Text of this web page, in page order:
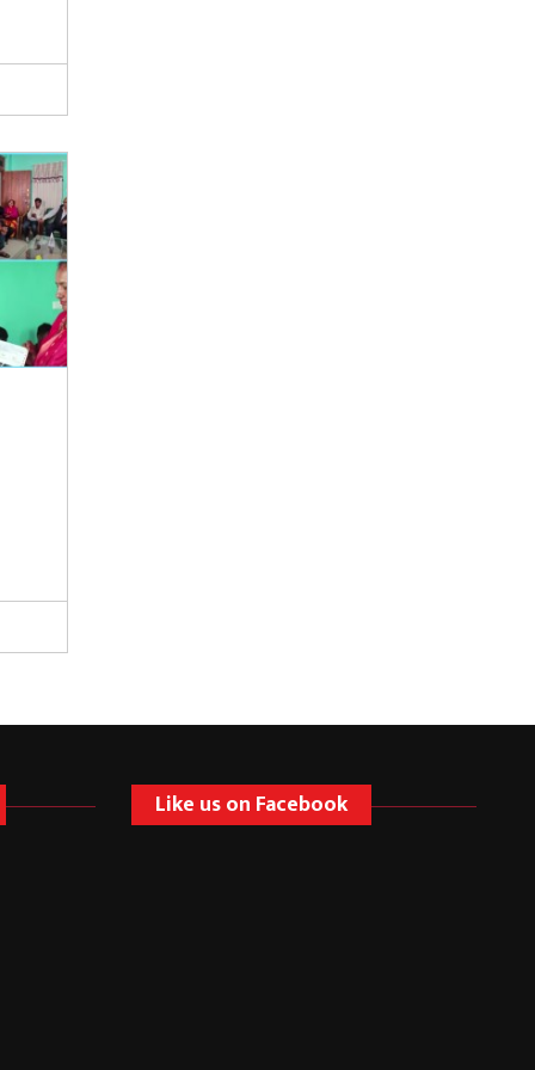
Like us on Facebook